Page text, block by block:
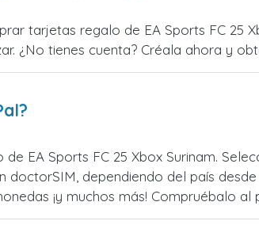
tarjetas regalo de EA Sports FC 25
¿No tienes cuenta? Créala ahora y
EA Sports FC 25 Xbox Surinam.
dependiendo del país
¡y muchos más! Compruébalo al